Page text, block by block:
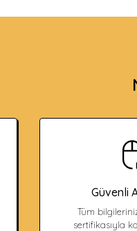
Güvenli
Tüm
sertifikasıyla